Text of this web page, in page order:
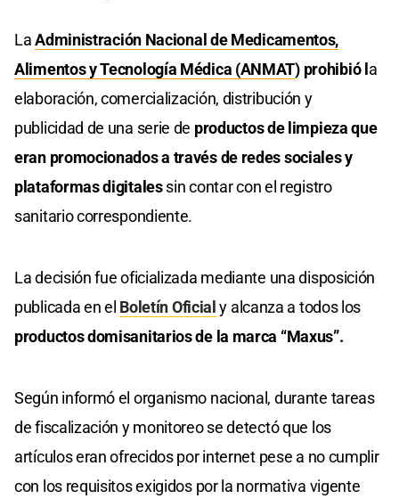
LaAdministración Nacional de Medicamentos,
Alimentos y Tecnología Médica (ANMAT) prohibió la
elaboración, comercialización, distribución y
publicidad de una serie de productos de limpieza que
eran promocionados a través de redes sociales y
plataformas digitalessin contar con el registro
sanitario correspondiente.
La decisión fue oficializada mediante una disposición
publicada en el Boletín Oficialy alcanza a todos los
productos domisanitarios de la marca “Maxus”.
Según informó el organismo nacional, durante tareas
de fiscalización y monitoreo se detectó que los
artículos eran ofrecidos por internet pese a no cumplir
con los requisitos exigidos por la normativa vigente